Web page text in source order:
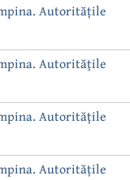
Autoritățile
Autoritățile
Autoritățile
Autoritățile